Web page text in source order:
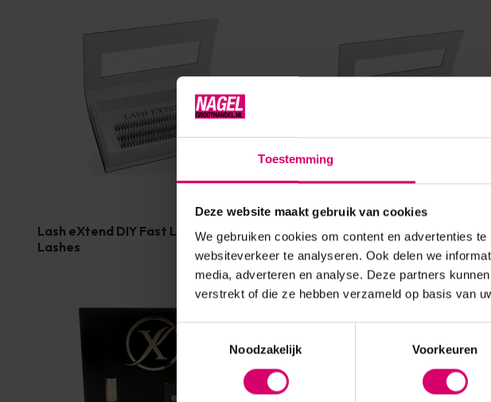
Toestemming
Deze website maakt gebruik van cookies
We gebruiken cookies om content en advertenties
websiteverkeer te analyseren. Ook delen we
media, adverteren en analyse. Deze partners
verstrekt of die ze hebben verzameld op basis van
Toestemmingsselectie
Noodzakelijk
Voorkeuren
Lash eXtend DIY Fast Lashes | Cluster
Lashes
Lash eXtend DIY Strip Lashes |
Cluster Lashes